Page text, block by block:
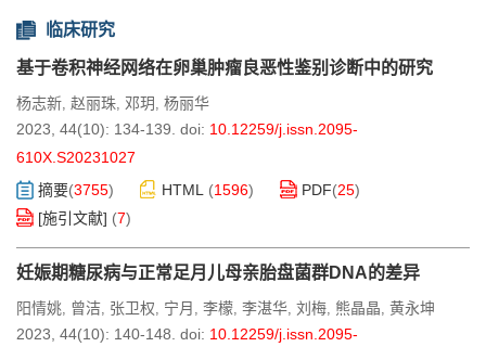
临床研究
基于卷积神经网络在卵巢肿瘤良恶性鉴别诊断中的研究
杨志新, 赵丽珠, 邓玥 , 杨丽华
2023, 44(10): 134-139. doi: 10.12259/j.issn.2095-
610X.S20231027
摘要(3755) HTML (1596) PDF(25)
[施引文献] (7)
妊娠期糖尿病与正常足月儿母亲胎盘菌群DNA的差异
阳情姚, 曾洁, 张卫权, 宁月 , 李檬, 李湛华, 刘梅, 熊晶晶, 黄永坤
2023, 44(10): 140-148. doi: 10.12259/j.issn.2095-